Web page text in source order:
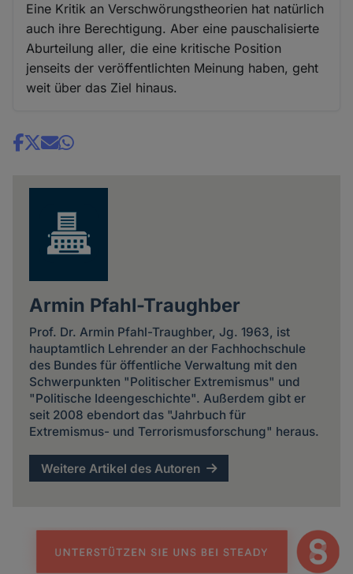
Eine Kritik an Verschwörungstheorien hat natürlich
auch ihre Berechtigung. Aber eine pauschalisierte
Aburteilung aller, die eine kritische Position
jenseits der veröffentlichten Meinung haben, geht
weit über das Ziel hinaus.
Share
Armin Pfahl-Traughber
Prof. Dr. Armin Pfahl-Traughber, Jg. 1963, ist
hauptamtlich Lehrender an der Fachhochschule
des Bundes für öffentliche Verwaltung mit den
Schwerpunkten "Politischer Extremismus" und
"Politische Ideengeschichte". Außerdem gibt er
seit 2008 ebendort das "Jahrbuch für
Extremismus- und Terrorismusforschung" heraus.
Weitere Artikel des Autoren